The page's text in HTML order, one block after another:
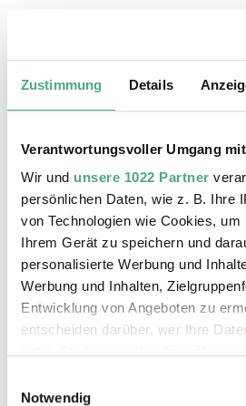
Zustimmung Details
Verantwortungsvoller Umgang
Wir und unsere 1022 Partner
persönlichen Daten, wie z. B. Ihre
von Technologien wie Cookies, um
Ihrem Gerät zu speichern und
personalisierte Werbung und
Werbung und Inhalten,
Entwicklung von Angeboten zu
entscheiden darüber, wer Ihre
Trigger Symbol ändern oder
Notwendig
ÖFFENTLICHE FÜHRUNG
Der Erzschrägaufzug der
Copyright: Weltkulturerbe
Das Weltkulturerbe Völklinger